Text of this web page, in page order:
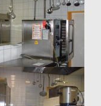
version